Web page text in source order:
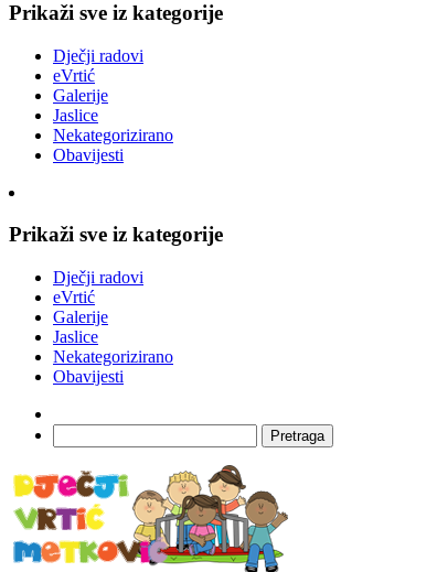
Prikaži sve iz kategorije
Dječji radovi
eVrtić
Galerije
Jaslice
Nekategorizirano
Obavijesti
Prikaži sve iz kategorije
Dječji radovi
eVrtić
Galerije
Jaslice
Nekategorizirano
Obavijesti